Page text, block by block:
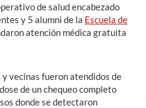
de salud encabezado
y 5 alumni de la Escuela de
atención médica gratuita
vecinas fueron atendidos de
de un chequeo completo
donde se detectaron